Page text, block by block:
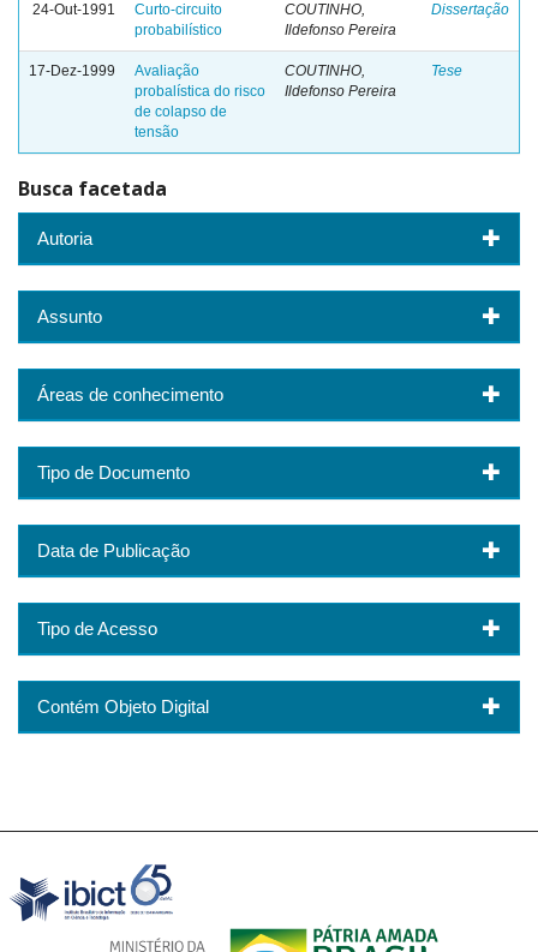
24-Out-1991
Curto-circuito
probabilístico
COUTINHO,
Ildefonso Pereira
Dissertação
17-Dez-1999
Avaliação
probalística do risco
de colapso de
tensão
COUTINHO,
Ildefonso Pereira
Tese
Busca facetada
Autoria
Assunto
Áreas de conhecimento
Tipo de Documento
Data de Publicação
Tipo de Acesso
Contém Objeto Digital